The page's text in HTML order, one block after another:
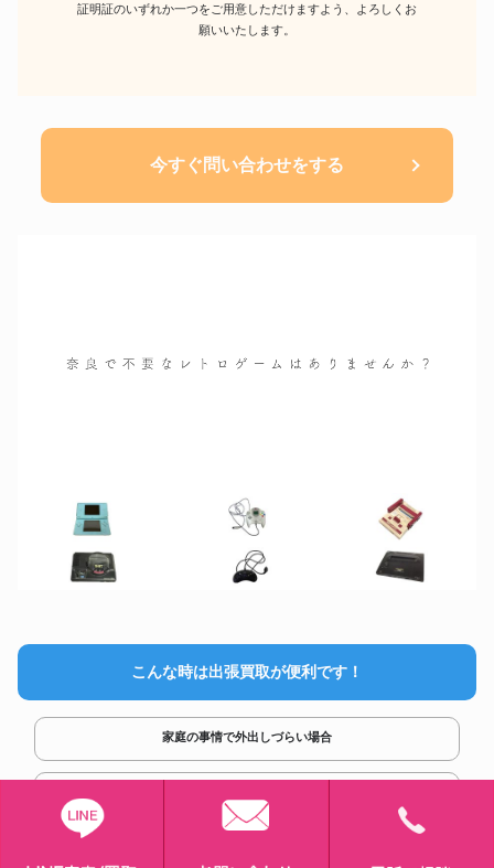
証明証のいずれか一つをご用意しただけますよう、よろしくお
願いいたします。
今すぐ問い合わせをする
こんな時は出張買取が便利です！
家庭の事情で外出しづらい場合